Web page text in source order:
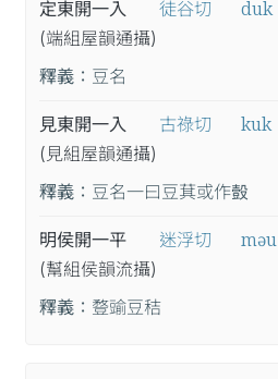
定東開一入
(端組屋韻通攝)
徒谷切 duk
釋義： 豆名
見東開一入
(見組屋韻通攝)
古祿切 kuk
釋義： 豆名一曰豆萁或作𧯸
明侯開一平
(幫組侯韻流攝)
迷浮切 məu
釋義： 䜼䜽豆秸